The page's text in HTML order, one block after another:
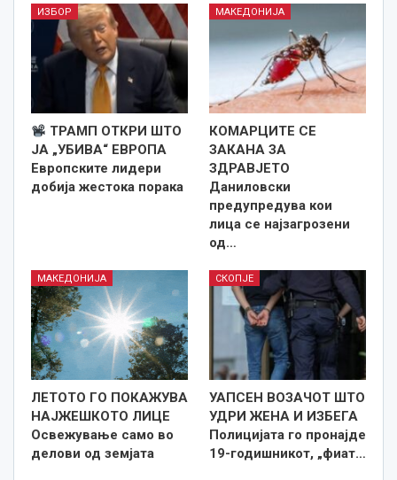
ИЗБОР
ТРАМП ОТКРИ ШТО
ЈА „УБИВА“ ЕВРОПА
Европските лидери
добија жестока порака
МАКЕДОНИЈА
КОМАРЦИТЕ СЕ
ЗАКАНА ЗА
ЗДРАВЈЕТО
Даниловски
предупредува кои
лица се најзагрозени
од…
МАКЕДОНИЈА
ЛЕТОТО ГО ПОКАЖУВА
НАЈЖЕШКОТО ЛИЦE
Освежување само во
делови од земјата
СКОПЈЕ
УАПСЕН ВОЗАЧОТ ШТО
УДРИ ЖЕНА И ИЗБЕГА
Полицијата го пронајде
19-годишникот, „фиат…